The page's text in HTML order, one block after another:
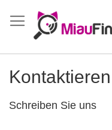
zum
Schreiben Sie uns